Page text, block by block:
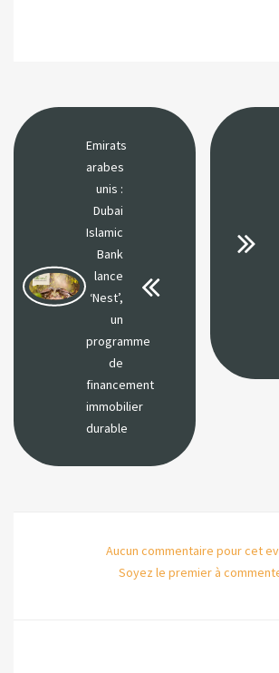
Emirats
arabes
unis :
Dubai
Islamic
Bank
lance
‘Nest’,
un
programme
de
financement
immobilier
durable
Aucun commentaire pour cet
Soyez le premier à